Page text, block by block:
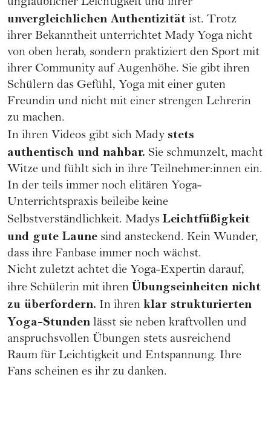
unglaublicher Leichtigkeit und ihrer
unvergleichlichen Authentizität ist. Trotz
ihrer Bekanntheit unterrichtet Mady Yoga nicht
von oben herab, sondern praktiziert den Sport mit
ihrer Community auf Augenhöhe. Sie gibt ihren
Schülern das Gefühl, Yoga mit einer guten
Freundin und nicht mit einer strengen Lehrerin
zu machen.
In ihren Videos gibt sich Mady stets
authentisch und nahbar. Sie schmunzelt, macht
Witze und fühlt sich in ihre Teilnehmer:innen ein.
In der teils immer noch elitären Yoga-
Unterrichtspraxis beileibe keine
Selbstverständlichkeit. Madys Leichtfüßigkeit
und gute Laune sind ansteckend. Kein Wunder,
dass ihre Fanbase immer noch wächst.
Nicht zuletzt achtet die Yoga-Expertin darauf,
ihre Schülerin mit ihren Übungseinheiten nicht
zu überfordern. In ihren klar strukturierten
Yoga-Stunden lässt sie neben kraftvollen und
anspruchsvollen Übungen stets ausreichend
Raum für Leichtigkeit und Entspannung. Ihre
Fans scheinen es ihr zu danken.